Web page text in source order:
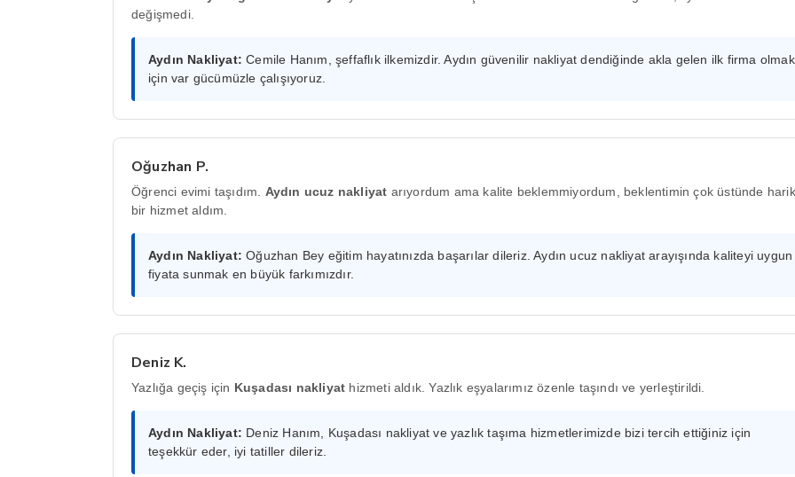
değişmedi.
Aydın Nakliyat: Cemile Hanım, şeffaflık ilkemizdir. Aydın güvenilir nakliyat dendiğinde akla gelen ilk firma olmak
için var gücümüzle çalışıyoruz.
Oğuzhan P.
Öğrenci evimi taşıdım. Aydın ucuz nakliyat arıyordum ama kalite beklemmiyordum, beklentimin çok üstünde
bir hizmet aldım.
Aydın Nakliyat: Oğuzhan Bey eğitim hayatınızda başarılar dileriz. Aydın ucuz nakliyat arayışında kaliteyi uygun
fiyata sunmak en büyük farkımızdır.
Deniz K.
Yazlığa geçiş için Kuşadası nakliyat hizmeti aldık. Yazlık eşyalarımız özenle taşındı ve yerleştirildi.
Aydın Nakliyat: Deniz Hanım, Kuşadası nakliyat ve yazlık taşıma hizmetlerimizde bizi tercih ettiğiniz için
teşekkür eder, iyi tatiller dileriz.